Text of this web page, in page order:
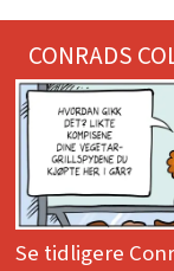
CONRADS
Se tidligere